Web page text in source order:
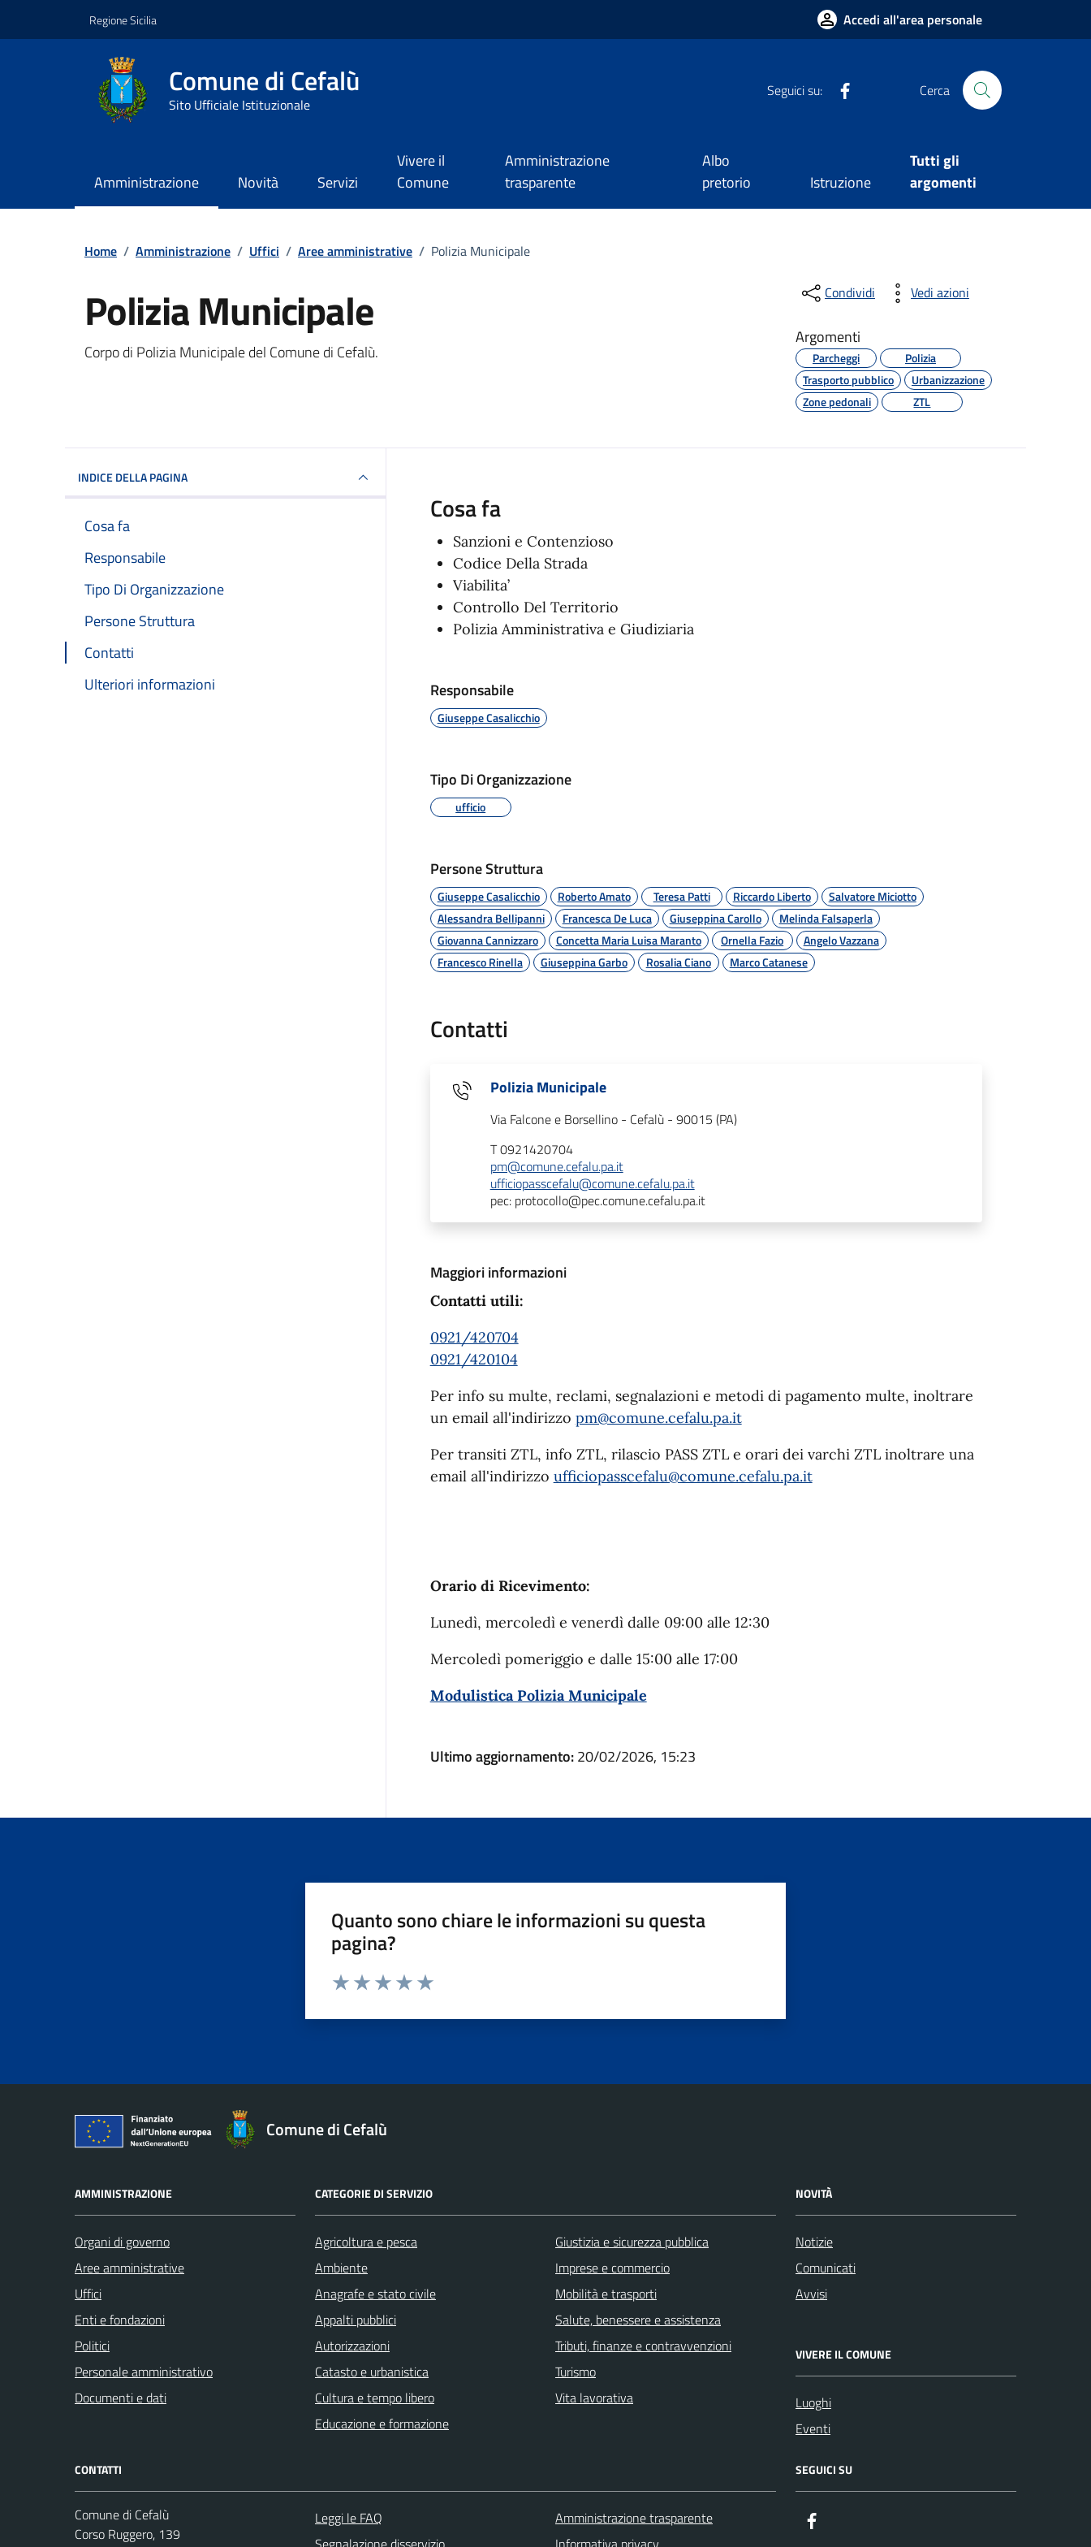
Regione Sicilia Accedi all'area personale
Comune di Cefalù
Sito Ufficiale Istituzionale
Seguici su: Cerca
Amministrazione Novità Servizi
Vivere il
Comune
Amministrazione
trasparente
Albo
pretorio
Istruzione
Tutti gli
argomenti
Home / Amministrazione / Uffici / Aree amministrative / Polizia Municipale
Polizia Municipale
Dettagli della notizia
Corpo di Polizia Municipale del Comune di Cefalù.
Condividi Vedi azioni
Argomenti
Parcheggi
Polizia
Trasporto pubblico
Urbanizzazione
Zone pedonali
ZTL
INDICE DELLA PAGINA
Cosa fa
Responsabile
Tipo Di Organizzazione
Persone Struttura
Contatti
Ulteriori informazioni
Cosa fa
Sanzioni e Contenzioso
Codice Della Strada
Viabilita’
Controllo Del Territorio
Polizia Amministrativa e Giudiziaria
Responsabile
Giuseppe Casalicchio
Tipo Di Organizzazione
ufficio
Persone Struttura
Giuseppe Casalicchio Roberto Amato Teresa Patti Riccardo Liberto
Salvatore Miciotto
Alessandra Bellipanni
Francesca De Luca Giuseppina Carollo
Melinda Falsaperla
Giovanna Cannizzaro
Concetta Maria Luisa Maranto Ornella Fazio
Angelo Vazzana
Francesco Rinella
Giuseppina Garbo Rosalia Ciano Marco Catanese
Contatti
Polizia Municipale
Via Falcone e Borsellino - Cefalù - 90015 (PA)
T 0921420704
pm@comune.cefalu.pa.it
ufficiopasscefalu@comune.cefalu.pa.it
pec: protocollo@pec.comune.cefalu.pa.it
Maggiori informazioni
Contatti utili:
0921/420704
0921/420104
Per info su multe, reclami, segnalazioni e metodi di pagamento multe, inoltrare
un email all'indirizzo pm@comune.cefalu.pa.it
Per transiti ZTL, info ZTL, rilascio PASS ZTL e orari dei varchi ZTL inoltrare una
email all'indirizzo ufficiopasscefalu@comune.cefalu.pa.it
Orario di Ricevimento:
Lunedì, mercoledì e venerdì dalle 09:00 alle 12:30
Mercoledì pomeriggio e dalle 15:00 alle 17:00
Modulistica Polizia Municipale
Ultimo aggiornamento:20/02/2026, 15:23
Quanto sono chiare le informazioni su questa
pagina?
Comune di Cefalù
AMMINISTRAZIONE
Organi di governo
Aree amministrative
Uffici
Enti e fondazioni
Politici
Personale amministrativo
Documenti e dati
CATEGORIE DI SERVIZIO
Agricoltura e pesca
Ambiente
Anagrafe e stato civile
Appalti pubblici
Autorizzazioni
Catasto e urbanistica
Cultura e tempo libero
Educazione e formazione
Giustizia e sicurezza pubblica
Imprese e commercio
Mobilità e trasporti
Salute, benessere e assistenza
Tributi, finanze e contravvenzioni
Turismo
Vita lavorativa
NOVITÀ
Notizie
Comunicati
Avvisi
VIVERE IL COMUNE
Luoghi
Eventi
CONTATTI
Comune di Cefalù
Corso Ruggero, 139
Leggi le FAQ
Amministrazione trasparente
SEGUICI SU